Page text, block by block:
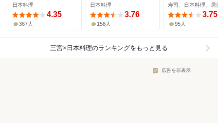
日本料理
4.35
367人
日本料理
3.76
158人
寿司、日本料理、居
3.75
95人
三宮×日本料理のランキングをもっと見る
広告を非表示